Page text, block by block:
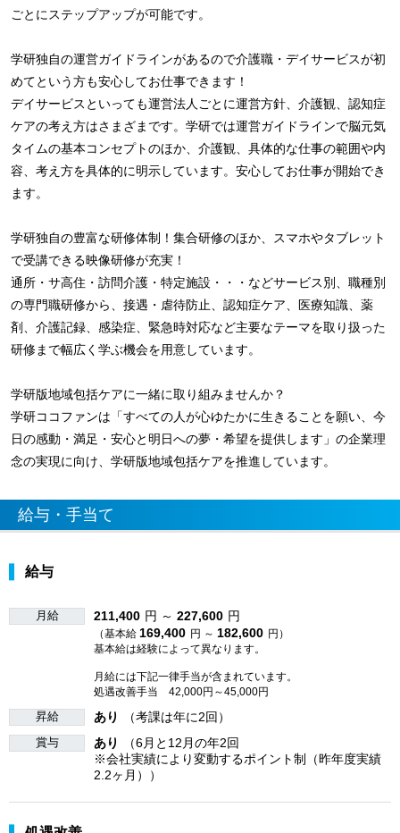
ごとにステップアップが可能です。
学研独自の運営ガイドラインがあるので介護職・デイサービスが初
めてという方も安心してお仕事できます！
デイサービスといっても運営法人ごとに運営方針、介護観、認知症
ケアの考え方はさまざまです。学研では運営ガイドラインで脳元気
タイムの基本コンセプトのほか、介護観、具体的な仕事の範囲や内
容、考え方を具体的に明示しています。安心してお仕事が開始でき
ます。
学研独自の豊富な研修体制！集合研修のほか、スマホやタブレット
で受講できる映像研修が充実！
通所・サ高住・訪問介護・特定施設・・・などサービス別、職種別
の専門職研修から、接遇・虐待防止、認知症ケア、医療知識、薬
剤、介護記録、感染症、緊急時対応など主要なテーマを取り扱った
研修まで幅広く学ぶ機会を用意しています。
学研版地域包括ケアに一緒に取り組みませんか？
学研ココファンは「すべての人が心ゆたかに生きることを願い、今
日の感動・満足・安心と明日への夢・希望を提供します」の企業理
念の実現に向け、学研版地域包括ケアを推進しています。
給与・手当て
給与
月給 211,400 円 ～ 227,600 円
（基本給 169,400 円 ～ 182,600 円）
基本給は経験によって異なります。
月給には下記一律手当が含まれています。
処遇改善手当 42,000円～45,000円
昇給 あり （考課は年に2回）
賞与 あり
（6月と12月の年2回
※会社実績により変動するポイント制（昨年度実績
2.2ヶ月））